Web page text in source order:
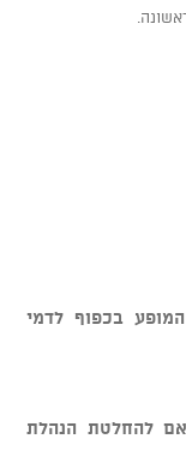
בכפוף לדמי
להחלטת הנהלת